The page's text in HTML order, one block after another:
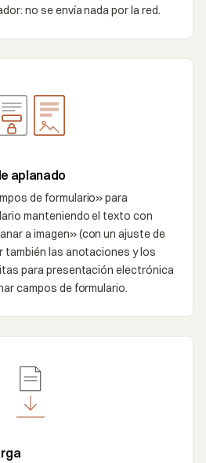
no se envía nada por la red.
aplanado
de formulario» para
manteniendo el texto con
a imagen» (con un ajuste de
también las anotaciones y los
para presentación electrónica
campos de formulario.